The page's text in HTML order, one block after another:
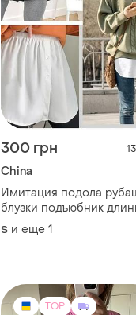
300 грн 13
China
Имитация подола
блузки подъюбник
рубашка блуза ярусная
юбка юбка
S и еще 1
TOP